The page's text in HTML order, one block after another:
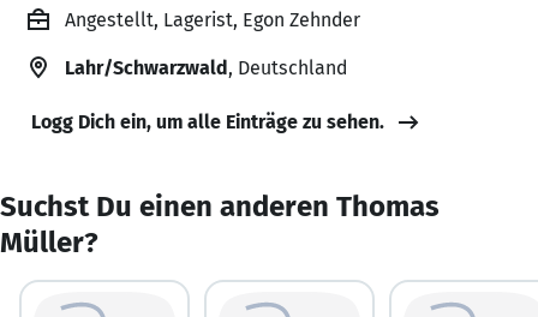
Angestellt, Lagerist, Egon Zehnder
Lahr/Schwarzwald, Deutschland
Logg Dich ein, um alle Einträge zu sehen.
Suchst Du einen anderen Thomas
Müller?